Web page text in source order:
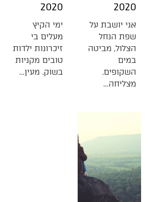
2020
אני יושבת על
שפת הנחל
הצלול, מביטה
במים
השקופים.
מצליחה…
2020
ימי הקיץ
מעלים בי
זיכרונות ילדות
טובים מקניות
בשוק. מעין…